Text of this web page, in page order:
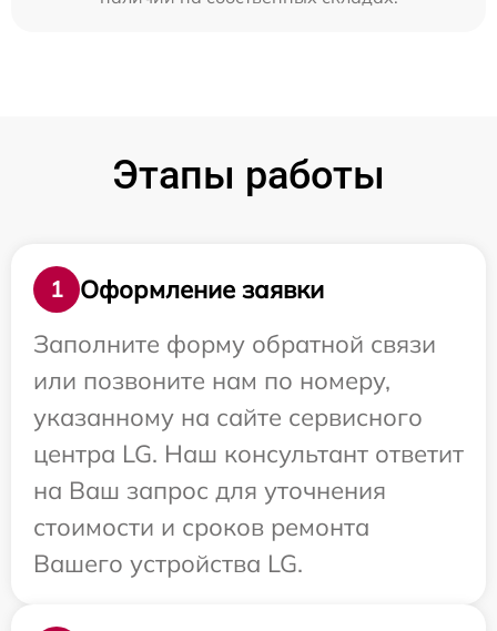
Этапы работы
1
Оформление заявки
Заполните форму обратной связи
или позвоните нам по номеру,
указанному на сайте сервисного
центра LG. Наш консультант ответит
на Ваш запрос для уточнения
стоимости и сроков ремонта
Вашего устройства LG.